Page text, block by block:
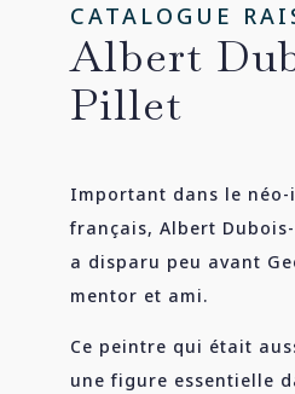
CATALOGUE
Albert
Pillet
Important dans le néo-
français, Albert
a disparu peu avant
mentor et ami.
Ce peintre qui était
une figure essentielle